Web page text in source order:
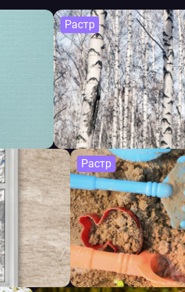
Растр
Растр